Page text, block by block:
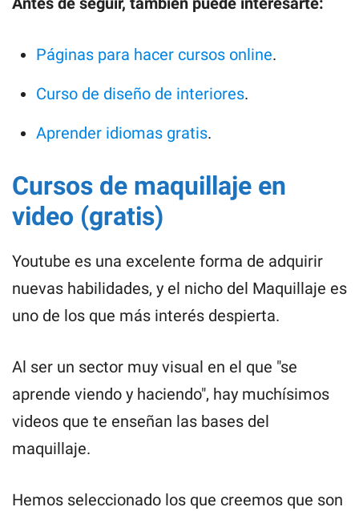
Páginas para hacer cursos online.
Curso de diseño de interiores.
Aprender idiomas gratis.
Cursos de maquillaje en
video (gratis)
Youtube es una excelente forma de adquirir
nuevas habilidades, y el nicho del Maquillaje es
uno de los que más interés despierta.
Al ser un sector muy visual en el que "se
aprende viendo y haciendo", hay muchísimos
videos que te enseñan las bases del
maquillaje.
Hemos seleccionado los que creemos que son